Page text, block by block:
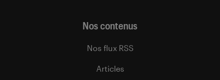
Nos contenus
Nos flux RSS
Articles